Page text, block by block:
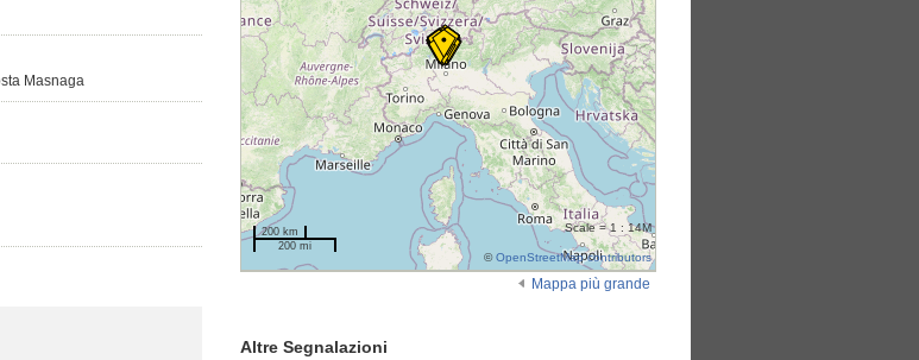
Masnaga
200 km
200 mi
Scale = 1 : 14M
©OpenStreetMap contributors
Mappa più grande
Altre Segnalazioni